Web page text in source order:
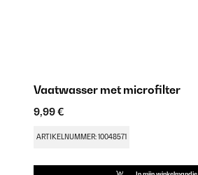
Vaatwasser met microfilter
9,99 €
ARTIKELNUMMER: 10048571